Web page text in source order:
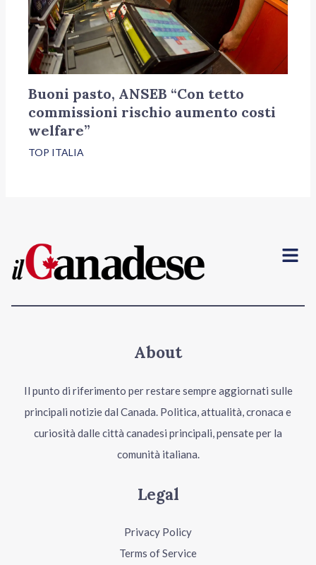
Buoni pasto, ANSEB “Con tetto
commissioni rischio aumento costi
welfare”
TOP ITALIA
Menu
About
Il punto di riferimento per restare sempre aggiornati sulle
principali notizie dal Canada. Politica, attualità, cronaca e
curiosità dalle città canadesi principali, pensate per la
comunità italiana.
Legal
Privacy Policy
Terms of Service